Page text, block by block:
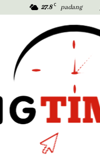
27.8 C padang